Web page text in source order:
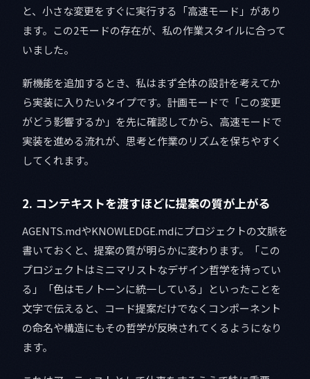
と、小さな変更をすぐに実行する「高速モード」があり
ます。この2モードの存在が、私の作業スタイルに合って
いました。
新機能を追加するとき、私はまず全体の設計を考えてか
ら実装に入りたいタイプです。計画モードで「この変更
がどう影響するか」を先に確認してから、高速モードで
実装を進める流れが、思考と作業のリズムを保ちやすく
してくれます。
2. コンテキストを渡すほどに提案の質が上がる
AGENTS.mdやKNOWLEDGE.mdにプロジェクトの文脈を
書いておくと、提案の質が明らかに変わります。「この
プロジェクトはミニマリストなデザイン哲学を持ってい
る」「色はモノトーンに統一している」といったことを
文字で伝えると、コード提案だけでなくコンポーネント
の命名や構造にもその哲学が反映されてくるようになり
ます。